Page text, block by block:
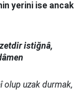
yerini ise ancak
istiğnâ,
olup uzak durmak,